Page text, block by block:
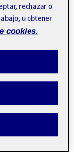
el ultimo
de la pantalla
rechazar o
u obtener
cookies.